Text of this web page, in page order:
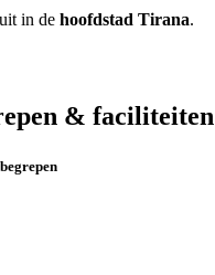
in de hoofdstad Tirana.
& faciliteiten